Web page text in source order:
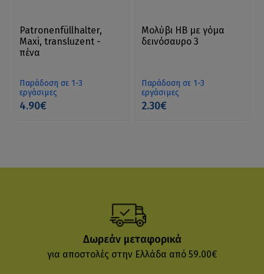
Patronenfüllhalter,
Maxi, transluzent -
πένα
Παράδοση σε 1-3
εργάσιμες
4.90€
Μολύβι HB με γόμα
δεινόσαυρο 3
Παράδοση σε 1-3
εργάσιμες
2.30€
Δωρεάν μεταφορικά
για αποστολές στην Ελλάδα από 59.00€